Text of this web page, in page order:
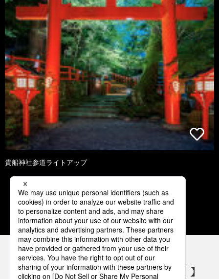
貴船神社参道ライトアップ
1 2 3 4 5
パナソニックの電気設備 SNSアカウント